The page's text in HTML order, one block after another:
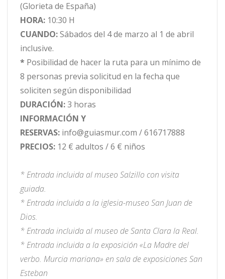
(Glorieta de España)
HORA: 10:30 H
CUANDO:Sábados del 4 de marzo al 1 de abril
inclusive.
* Posibilidad de hacer la ruta para un mínimo de
8 personas previa solicitud en la fecha que
soliciten según disponibilidad
DURACIÓN:3 horas
INFORMACIÓN Y
RESERVAS: info@guiasmur.com / 616717888
PRECIOS: 12 € adultos / 6 € niños
* Entrada incluida al museo Salzillo con visita
guiada.
* Entrada incluida a la iglesia-museo San Juan de
Dios.
* Entrada incluida al museo de Santa Clara la Real.
* Entrada incluida a la exposición «La Madre del
verbo. Murcia mariana» en sala de exposiciones San
Esteban